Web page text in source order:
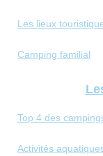
Les lieux touristique
Camping familial
Top 4 des
Activités